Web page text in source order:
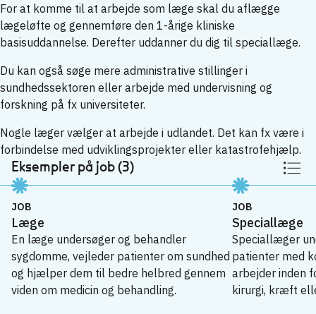
For at komme til at arbejde som læge skal du aflægge
lægeløfte og gennemføre den 1-årige kliniske
basisuddannelse. Derefter uddanner du dig til speciallæge.
Du kan også søge mere administrative stillinger i
sundhedssektoren eller arbejde med undervisning og
forskning på fx universiteter.
Nogle læger vælger at arbejde i udlandet. Det kan fx være i
forbindelse med udviklingsprojekter eller katastrofehjælp.
Eksempler på job (3)
JOB
Læge
En læge undersøger og behandler
sygdomme, vejleder patienter om sundhed
og hjælper dem til bedre helbred gennem
viden om medicin og behandling.
JOB
Speciallæge
Speciallæger
patienter med
arbejder inden
kirurgi, kræft